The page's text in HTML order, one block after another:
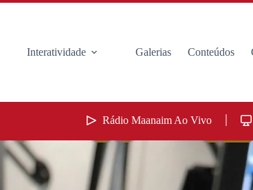
Interatividade Galerias Conteúdos
Rádio Maanaim Ao Vivo